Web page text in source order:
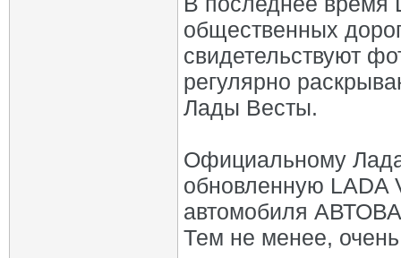
общественных
свидетельствуют
регулярно
Лады Весты.
Официальному Лада
обновленную LADA
автомобиля
Тем не менее,